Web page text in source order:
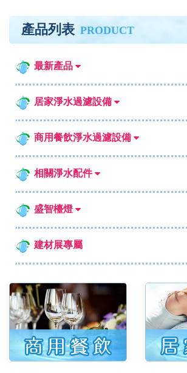
產品列表 PRODUCT
最新產品
居家淨水過濾設備
商用餐飲淨水過濾設備
相關淨水配件
盛智檯燈
建材展專屬